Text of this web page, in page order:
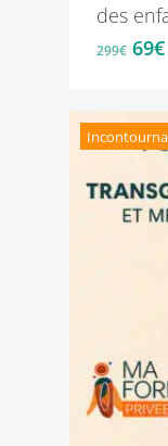
des
299€ Le
69€